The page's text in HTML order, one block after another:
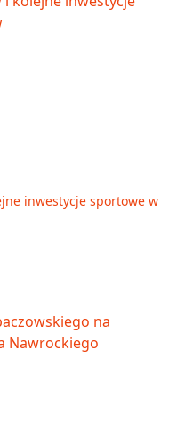
inwestycje sportowe w